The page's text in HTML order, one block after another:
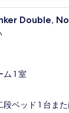
Double,
1 室
段ベッド 1 台ま